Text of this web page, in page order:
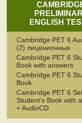
ENGLISH
Cambridge PET 6
(2) лиценионные
Cambridge PET 6
Book with answers
Cambridge PET 6
Book
Cambridge PET 6
Student's Book with
+ AudioCD